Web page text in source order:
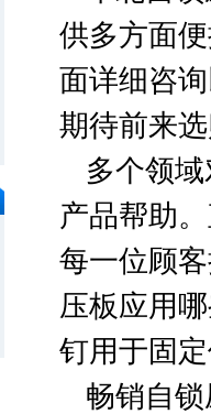
供多方面
面详细咨
期待前来
多个领
产品帮助
每一位顾
压板应用
钉用于固
畅销自